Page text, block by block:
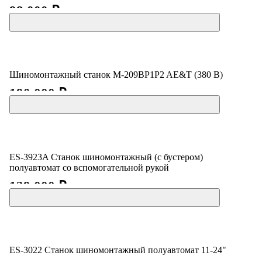
98 000 ₽
Шиномонтажный станок M-209BP1P2 AE&T (380 В)
190 000 ₽
ES-3923A Станок шиномонтажный (с бустером)
полуавтомат со вспомогательной рукой
129 000 ₽
ES-3022 Станок шиномонтажный полуавтомат 11-24"